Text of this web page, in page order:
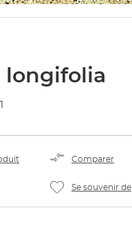
longifolia
Comparer
Se souvenir de